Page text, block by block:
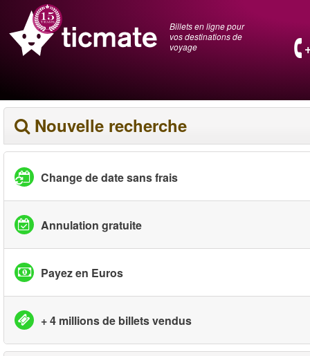
Billets en ligne pour
vos destinations de
voyage
Nouvelle recherche
Change de date sans frais
Annulation gratuite
Payez en Euros
+ 4 millions de billets vendus